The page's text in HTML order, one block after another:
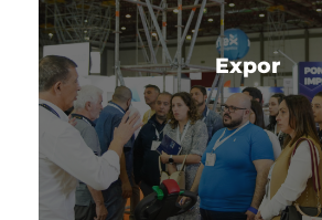
Expor
Expor
Quer fazer parte de um evento
centenas de líderes da indústria,
CEOs, Directores de Logística,
Embalagem, Gestores e outros
das principais marcas do seu
SAIBA MAIS